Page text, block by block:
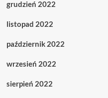
grudzień 2022
listopad 2022
październik 2022
wrzesień 2022
sierpień 2022